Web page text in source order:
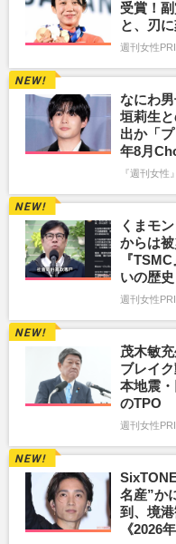
受賞！
と、刃
週刊女性
なにわ
垣莉生
出か「
年8月
『週刊女性
くまモ
からは
『
いの歴史
週刊女性
茂木敏
ブレイ
本地震
のTPO
週刊女性
名産”か
到、境
《2026